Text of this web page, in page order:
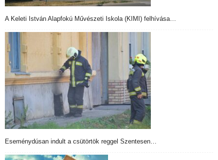
A Keleti István Alapfokú Művészeti Iskola (KIMI) felhívása…
Eseménydúsan indult a csütörtök reggel Szentesen…